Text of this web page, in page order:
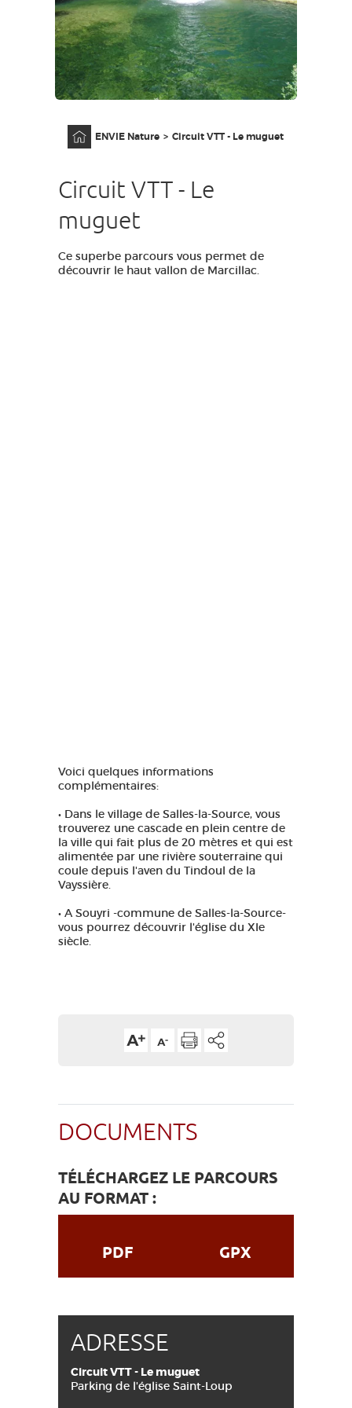
MA SÉLECTION
FR
ENVIE Nature Circuit VTT - Le muguet
Circuit VTT - Le
muguet
Ce superbe parcours vous permet de
découvrir le haut vallon de Marcillac.
Voici quelques informations
complémentaires:
• Dans le village de Salles-la-Source, vous
trouverez une cascade en plein centre de
la ville qui fait plus de 20 mètres et qui est
alimentée par une rivière souterraine qui
coule depuis l'aven du Tindoul de la
Vayssière.
• A Souyri -commune de Salles-la-Source-
vous pourrez découvrir l'église du XIe
siècle.
DOCUMENTS
TÉLÉCHARGEZ LE PARCOURS
AU FORMAT :
PDF GPX
ADRESSE
Circuit VTT - Le muguet
Parking de l'église Saint-Loup